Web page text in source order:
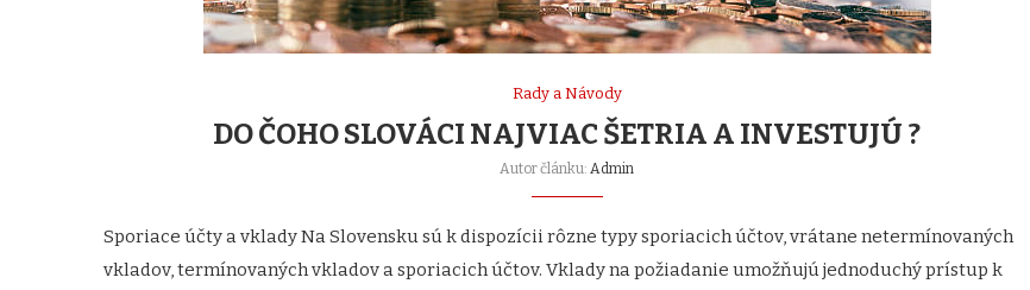
Rady a Návody
DO ČOHO SLOVÁCI NAJVIAC ŠETRIA A INVESTUJÚ ?
Autor článku: Admin
Sporiace účty a vklady Na Slovensku sú k dispozícii rôzne typy sporiacich účtov, vrátane netermínovaných
vkladov, termínovaných vkladov a sporiacich účtov. Vklady na požiadanie umožňujú jednoduchý prístup k